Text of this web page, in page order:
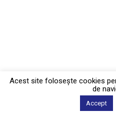
Acest site foloseşte cookies
de
Accept